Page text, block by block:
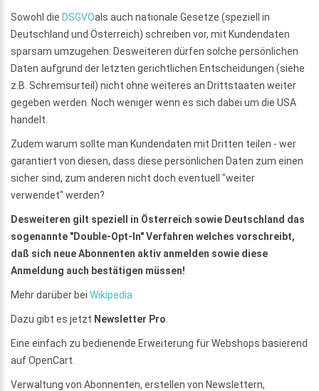
Sowohl die DSGVOals auch nationale Gesetze (speziell in
Deutschland und Österreich) schreiben vor, mit Kundendaten
sparsam umzugehen. Desweiteren dürfen solche persönlichen
Daten aufgrund der letzten gerichtlichen Entscheidungen (siehe
z.B. Schremsurteil) nicht ohne weiteres an Drittstaaten weiter
gegeben werden. Noch weniger wenn es sich dabei um die USA
handelt.
Zudem warum sollte man Kundendaten mit Dritten teilen - wer
garantiert von diesen, dass diese persönlichen Daten zum einen
sicher sind, zum anderen nicht doch eventuell "weiter
verwendet" werden?
Desweiteren gilt speziell in Österreich sowie Deutschland das
sogenannte "Double-Opt-In" Verfahren welches vorschreibt,
daß sich neue Abonnenten aktiv anmelden sowie diese
Anmeldung auch bestätigen müssen!
Mehr darüber bei Wikipedia
Dazu gibt es jetzt Newsletter Pro
Eine einfach zu bedienende Erweiterung für Webshops basierend
auf OpenCart.
Verwaltung von Abonnenten, erstellen von Newslettern,